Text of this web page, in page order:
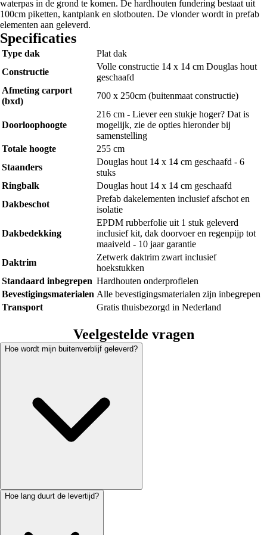
waterpas in de grond te komen. De hardhouten fundering bestaat uit
100cm piketten, kantplank en slotbouten. De vlonder wordt in prefab
elementen aan geleverd.
Specificaties
Type dak
Plat dak
Constructie
Volle constructie 14 x 14 cm Douglas hout
geschaafd
Afmeting carport
(bxd)
700 x 250cm (buitenmaat constructie)
Doorloophoogte
216 cm - Liever een stukje hoger? Dat is
mogelijk, zie de opties hieronder bij
samenstelling
Totale hoogte
255 cm
Staanders
Douglas hout 14 x 14 cm geschaafd - 6
stuks
Ringbalk
Douglas hout 14 x 14 cm geschaafd
Dakbeschot
Prefab dakelementen inclusief afschot en
isolatie
Dakbedekking
EPDM rubberfolie uit 1 stuk geleverd
inclusief kit, dak doorvoer en regenpijp tot
maaiveld - 10 jaar garantie
Daktrim
Zetwerk daktrim zwart inclusief
hoekstukken
Standaard inbegrepen Hardhouten onderprofielen
Bevestigingsmaterialen Alle bevestigingsmaterialen zijn inbegrepen
Transport
Gratis thuisbezorgd in Nederland
Veelgestelde vragen
Hoe wordt mijn buitenverblijf geleverd?
Hoe lang duurt de levertijd?